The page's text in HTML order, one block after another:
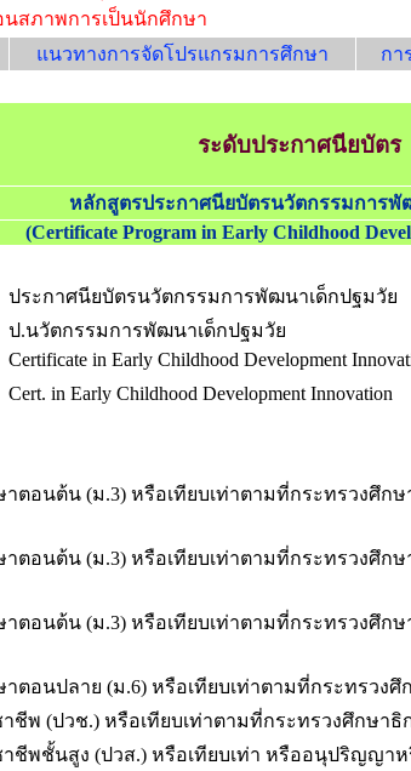
สภาพการเป็นนักศึกษา
แนวทางการจัดโปรแกรมการศึกษา กา
ระดับประกาศนียบัตร
หลักสูตรประกาศนียบัตรนวัตกรรมการพั
(Certificate Program in Early Childhood
ประกาศนียบัตรนวัตกรรมการพัฒนาเด็กปฐมวัย
ป.นวัตกรรมการพัฒนาเด็กปฐมวัย
Certificate in Early Childhood Development
Cert. in Early Childhood Development Innovation
ตอนต้น (ม.3) หรือเทียบเท่าตามที่กระทรวงศึ
ตอนต้น (ม.3) หรือเทียบเท่าตามที่กระทรวงศึก
ตอนต้น (ม.3) หรือเทียบเท่าตามที่กระทรวงศึ
ตอนปลาย (ม.6) หรือเทียบเท่าตามที่กระทรวงศึ
ชีพ (ปวช.) หรือเทียบเท่าตามที่กระทรวงศึกษาธิ
ชีพชั้นสูง (ปวส.) หรือเทียบเท่า หรืออนุปริญญา